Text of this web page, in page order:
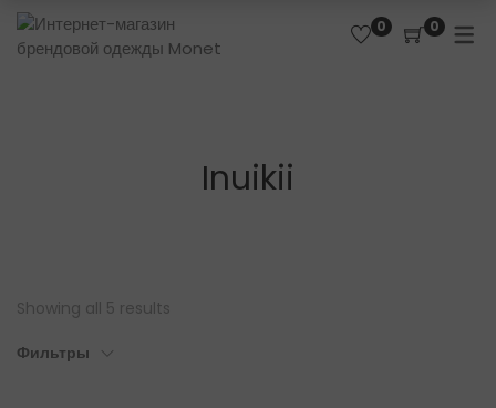
0 0
Inuikii
Showing all 5 results
Фильтры